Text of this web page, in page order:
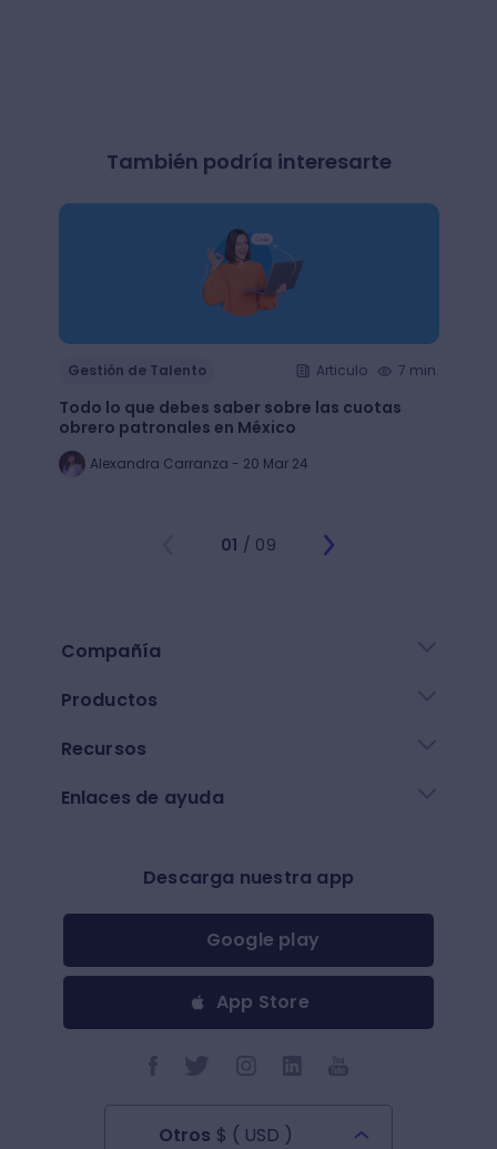
También podría interesarte
Gestión de Talento Articulo 7 min.
Todo lo que debes saber sobre las cuotas
obrero patronales en México
Alexandra Carranza - 20 Mar 24
01 / 09
Compañía
Productos
Recursos
Enlaces de ayuda
Descarga nuestra app
Google play
App Store
Otros $ ( USD )